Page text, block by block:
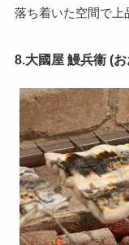
落ち着いた空間で上
8.大國屋 鰻兵衞 (